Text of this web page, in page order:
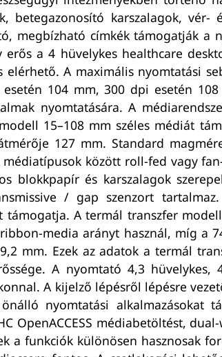
betegazonosító karszalagok, vér-
megbízható címkék támogatják
a 4 hüvelykes healthcare
A maximális nyomtatási
104 mm, 300 dpi esetén
nyomtatására. A
15–108 mm széles médiát
127 mm. Standard
között roll-fed vagy
blokkpapír és karszalagok
/ gap szenzort
támogatja. A termál transzfer
media arányt használ, míg a
mm. Ezek az adatok a termál
A nyomtató 4,3
A kijelző lépésről lépésre
nyomtatási alkalmazásokat
OpenACCESS médiabetöltést,
a funkciók különösen hasznosak